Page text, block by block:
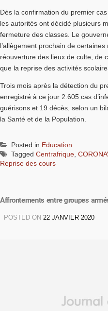
Dès la confirmation du premier
les autorités ont décidé plusieurs
fermeture des classes. Le
l’allègement prochain de
réouverture des lieux de culte, de
que la reprise des activités
Trois mois après la détection du
enregistré à ce jour 2.605 cas
guérisons et 19 décès, selon un
la Santé et de la Population.
Posted in Education
Tagged Centrafrique,
Reprise des cours
Affrontements entre groupes
POSTED ON 22 JANVIER 2020